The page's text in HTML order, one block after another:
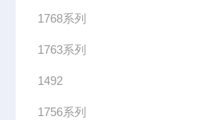
1768系列
1763系列
1492
1756系列